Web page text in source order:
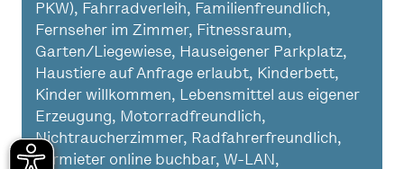
PKW), Fahrradverleih, Familienfreundlich,
Fernseher im Zimmer, Fitnessraum,
Garten/Liegewiese, Hauseigener Parkplatz,
Haustiere auf Anfrage erlaubt, Kinderbett,
Kinder willkommen, Lebensmittel aus eigener
Erzeugung, Motorradfreundlich,
Nichtraucherzimmer, Radfahrerfreundlich,
Vermieter online buchbar, W-LAN,